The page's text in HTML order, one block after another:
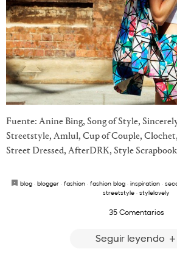
Fuente: Anine Bing, Song of Style,
Streetstyle, Amlul, Cup of Couple, Clochet,
Street Dressed, AfterDRK, Style
blog · blogger · fashion · fashion blog · inspiration ·
streetstyle · stylelovely
35 Comentarios
Seguir leyendo